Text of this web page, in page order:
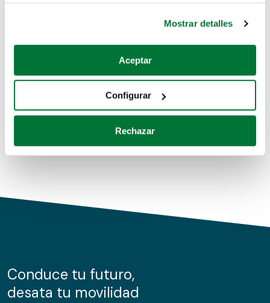
Si lo permite, también quisiéramos:
Recopilar información sobre su ubicación geográfica
Identificar su dispositivo analizándolo activamente
para buscar características específicas (huellas
Obtenga más información sobre cómo se procesan sus
de cookies.
información sobre el uso que haga del sitio web con
nuestros partners de redes sociales, publicidad y análisis
Mostrar detalles
Aceptar
Configurar
Rechazar
Coches de segunda mano
Coches de km0
Conduce tu futuro,
desata tu movilidad